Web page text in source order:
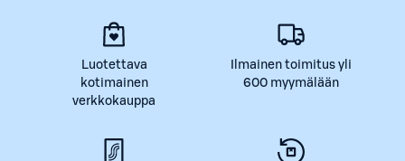
Luotettava
kotimainen
verkkokauppa
Ilmainen toimitus yli
600 myymälään